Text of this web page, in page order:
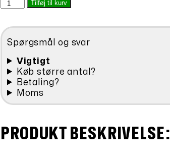
var:
Greenhouse
antal
Tilføj til kurv
Spørgsmål og svar
Vigtigt
Køb større antal?
Betaling?
Moms
PRODUKT BESKRIVELSE: